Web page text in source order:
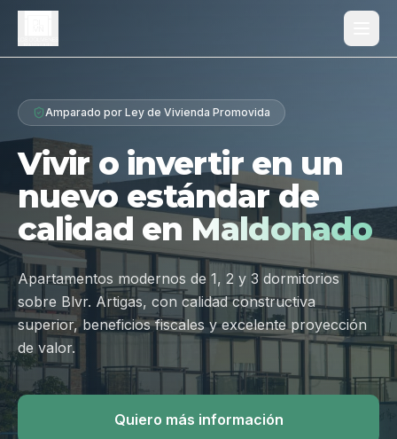
Proyecto
Diferenciales
Tipologías
Galería
Ubicación
Contacto
Hablar por WhatsApp
Amparado por Ley de Vivienda Promovida
Vivir o invertir en un
nuevo estándar de
calidad en Maldonado
Apartamentos modernos de 1, 2 y 3 dormitorios
sobre Blvr. Artigas, con calidad constructiva
superior, beneficios fiscales y excelente proyección
de valor.
Quiero más información